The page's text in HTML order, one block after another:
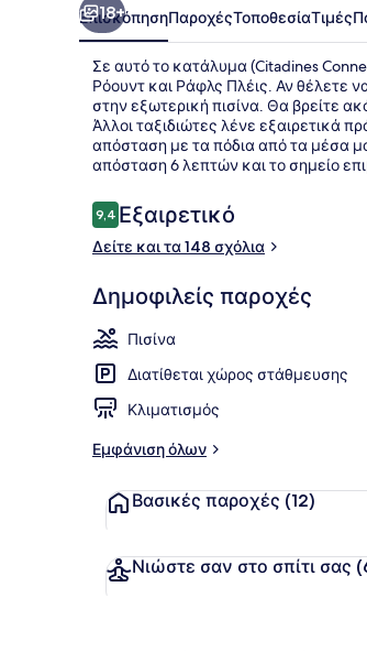
18+
ΕπισκόπησηΠαροχέςΤοποθεσίαΤιμές
Σε αυτό το κατάλυμα (Citadines
Ρόουντ και Ράφλς Πλέις. Αν θέλετε
στην εξωτερική πισίνα. Θα βρείτε
Άλλοι ταξιδιώτες λένε εξαιρετικά
απόσταση με τα πόδια από τα μέσα
απόσταση 6 λεπτών και το σημείο
Σχόλια
9,49,4 στα 10
Εξαιρετικό
Δείτε και τα 148 σχόλια
Δημοφιλείς παροχές
Πισίνα
Διατίθεται χώρος στάθμευσης
Κλιματισμός
Εμφάνιση όλων
Βασικές παροχές (12)
Νιώστε σαν στο σπίτι σας